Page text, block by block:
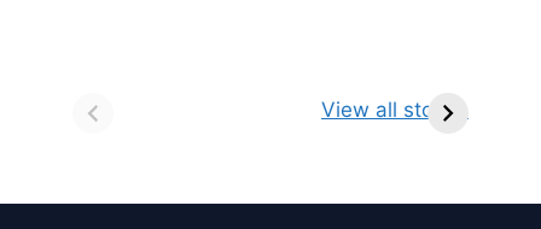
View all stories
किसे कहते है?
ज्योतिर्लिंग | नाम,